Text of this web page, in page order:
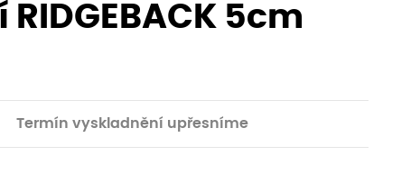
5cm
Termín vyskladnění upřesníme